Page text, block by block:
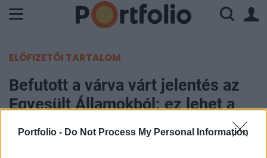
Portfolio - Do Not Process My Personal Information
ELŐFIZETŐI TARTALOM
Befutott a várva várt jelentés az
Egyesült Államokból: ez lehet a
kulcs az ukrajnai háború